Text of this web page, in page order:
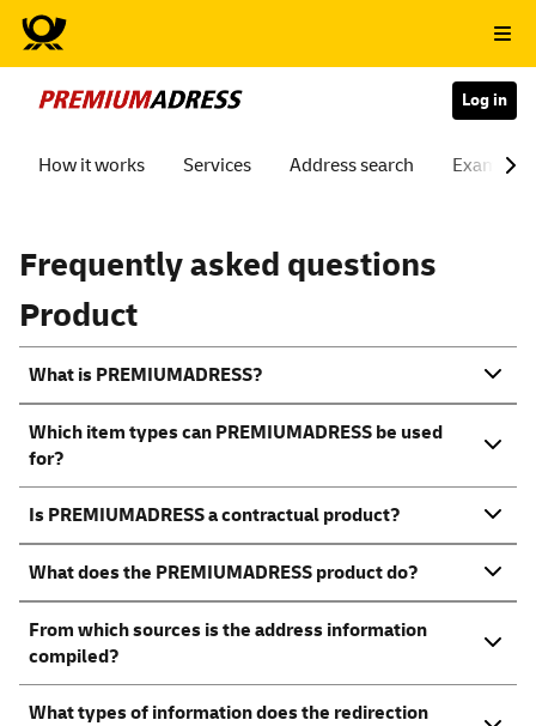
How it works Services Address search Examples
Log in
Frequently asked questions
Product
What is PREMIUMADRESS?
Which item types can PREMIUMADRESS be used
for?
Is PREMIUMADRESS a contractual product?
What does the PREMIUMADRESS product do?
From which sources is the address information
compiled?
What types of information does the redirection